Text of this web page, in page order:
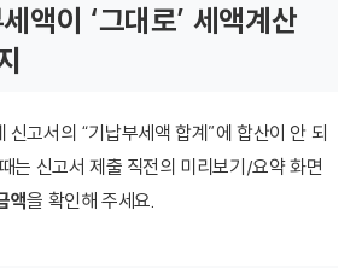
액이 ‘그대로’ 세액계산
신고서의 “기납부세액 합계”에 합산이 안 되
는 신고서 제출 직전의 미리보기/요약 화면
액을 확인해 주세요.